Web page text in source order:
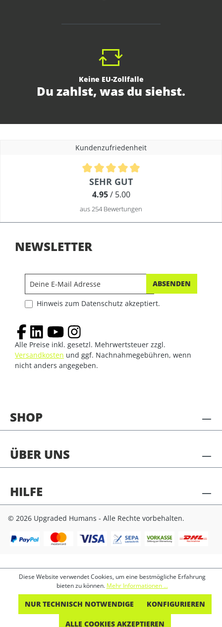
Keine EU-Zollfalle
Du zahlst, was du siehst.
Kundenzufriedenheit
Durchschnittliche Bewertung von 4.9 von 5 Sternen
SEHR GUT
4.95/ 5.00
aus 254 Bewertungen
SHOP
ÜBER UNS
HILFE
NEWSLETTER
ABSENDEN
Hinweis zum Datenschutz akzeptiert.
Alle Preise inkl. gesetzl. Mehrwertsteuer zzgl.
Versandkosten und ggf. Nachnahmegebühren, wenn
nicht anders angegeben.
© 2026 Upgraded Humans - Alle Rechte vorbehalten.
Diese Website verwendet Cookies, um eine bestmögliche Erfahrung
bieten zu können. Mehr Informationen ...
NUR TECHNISCH NOTWENDIGE KONFIGURIEREN
ALLE COOKIES AKZEPTIEREN